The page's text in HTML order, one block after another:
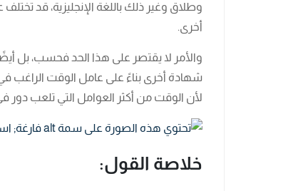
وطلاق وغير ذلك باللغة الإنجليزية، قد تختلف
أخرى.
والأمر لا يقتصر على هذا الحد فحسب، بل
شهادة أخرى بناءً على عامل الوقت الراغب
لأن الوقت من أكثر العوامل التي تلعب دور
خلاصة القول: